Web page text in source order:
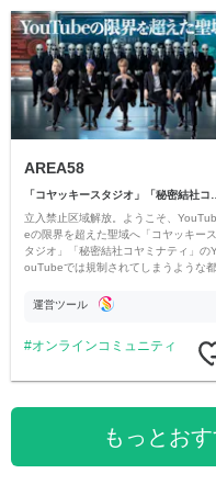
AREA58
「コヤッキース
立入禁止区域解放。ようこそ、YouTub
eの限界を超えた聖域へ「コヤッキース
タジオ」「秘密結社コヤミナティ」のY
ouTubeでは規制されてしまうような都
公開。
運営ツール
オンラインコミュニティ
もっとお